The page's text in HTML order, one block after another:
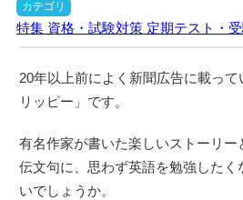
カテゴリ
特集 資格・試験対策 定期テスト・
20年以上前によく新聞広告に載っ
リッピー」です。
有名作家が書いた楽しいストーリー
伝文句に、思わず英語を勉強したく
いでしょうか。